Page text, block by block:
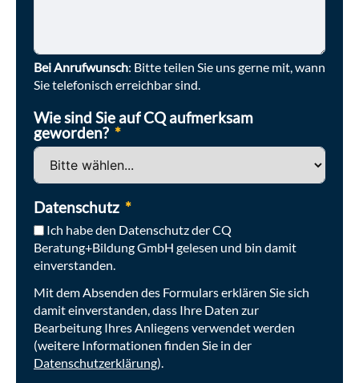
Was erreiche ich mit der Sifa-
Qualifizierung Lernfeld 6?
befähigt,
branchenspezifische Gefährdungen
der BG RCI zu analysieren,
Arbeitssysteme sicher zu gestalten
und
Beratungskonzepte zu entwickeln.
Mit erfolgreicher Teilnahme am Sifa Lernfeld 6
schließen Sie die Sifa-Qualifizierung vollständig
ab. Sie erhalten eine entsprechende
Abschlussurkunde. Diese wird einmalig
ausgestellt. Damit ist unter Berücksichtigung
Bei Anrufwunsch: Bitte teilen Sie uns gerne mit, wann
Sie telefonisch erreichbar sind.
Wie sind Sie auf CQ aufmerksam
geworden?
Datenschutz
Ich habe den Datenschutz der CQ
Beratung+Bildung GmbH gelesen und bin damit
einverstanden.
Mit dem Absenden des Formulars erklären Sie sich
damit einverstanden, dass Ihre Daten zur
Bearbeitung Ihres Anliegens verwendet werden
(weitere Informationen finden Sie in der
Datenschutzerklärung).